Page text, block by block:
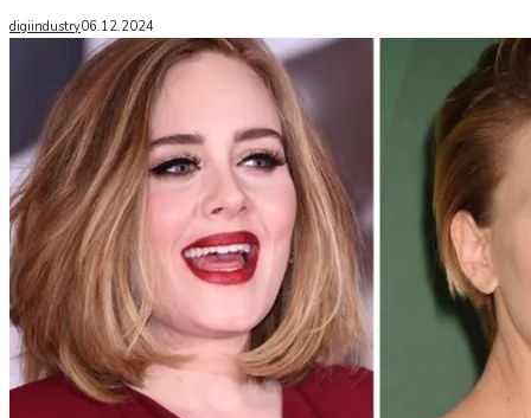
digiindustry06.12.2024